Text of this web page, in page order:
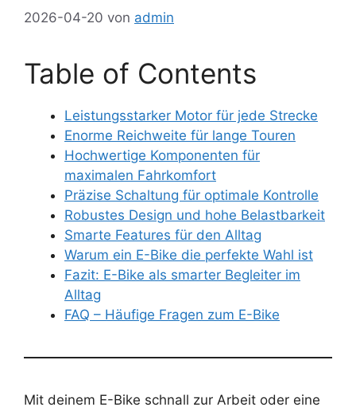
2026-04-20 von admin
Table of Contents
Leistungsstarker Motor für jede Strecke
Enorme Reichweite für lange Touren
Hochwertige Komponenten für
maximalen Fahrkomfort
Präzise Schaltung für optimale Kontrolle
Robustes Design und hohe Belastbarkeit
Smarte Features für den Alltag
Warum ein E-Bike die perfekte Wahl ist
Fazit: E-Bike als smarter Begleiter im
Alltag
FAQ – Häufige Fragen zum E-Bike
Mit deinem E-Bike schnall zur Arbeit oder eine